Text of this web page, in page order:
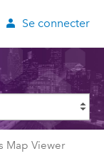
Se connecter
Map Viewer